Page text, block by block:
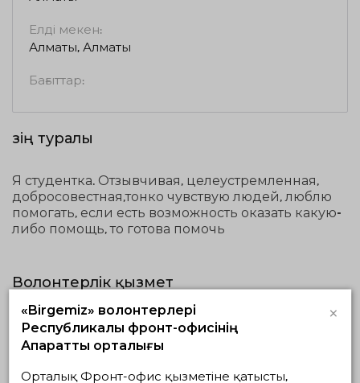
Елді мекен:
Алматы, Алматы
Бағыттар:
Өзің туралы
Я студентка. Отзывчивая, целеустремленная,
добросовестная,тонко чувствую людей, люблю
помогать, если есть возможность оказать какую-
либо помощь, то готова помочь
Волонтерлік қызмет
Жүзеге асып
жатқандар
Жоспардағылар
Белсенді жобалар жоқ
«Birgemiz» волонтерлері
Республикалық фронт-офисінің
Ақпараттық орталығы
×
Орталық Фронт-офис қызметіне қатысты,